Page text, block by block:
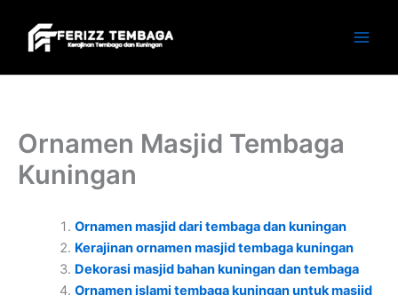
content
Ornamen Masjid Tembaga
Kuningan
Ornamen masjid dari tembaga dan kuningan
Kerajinan ornamen masjid tembaga kuningan
Dekorasi masjid bahan kuningan dan tembaga
Ornamen islami tembaga kuningan untuk masjid